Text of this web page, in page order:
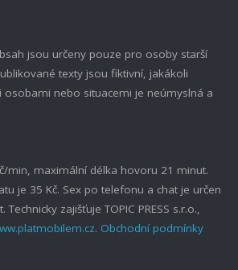
jsou určeny pouze pro osoby starší
texty jsou fiktivní, jakákoli
nebo situacemi je neúmyslná a
min, maximální délka hovoru 21 minut.
je 35 Kč. Sex po telefonu a chat je určen
zajišťuje TOPIC PRESS s.r.o.,
. Obchodní podmínky